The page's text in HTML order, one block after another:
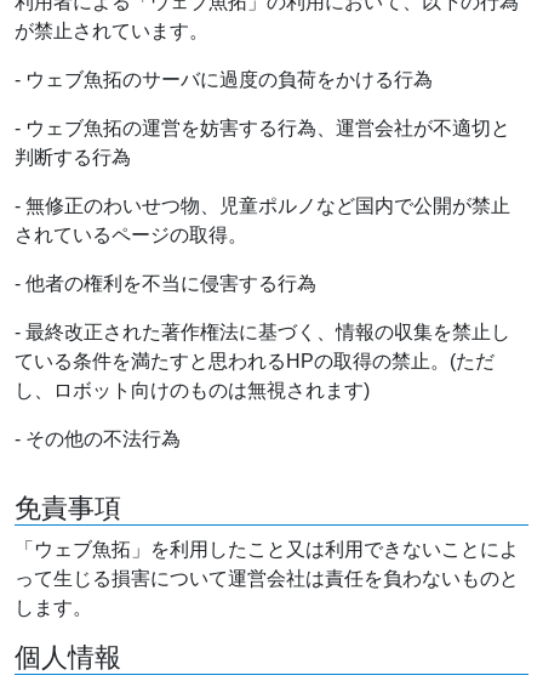
が禁止されています。
- ウェブ魚拓のサーバに過度の負荷をかける行為
- ウェブ魚拓の運営を妨害する行為、運営会社が不適切と
判断する行為
- 無修正のわいせつ物、児童ポルノなど国内で公開が禁止
されているページの取得。
- 他者の権利を不当に侵害する行為
- 最終改正された著作権法に基づく、情報の収集を禁止し
ている条件を満たすと思われるHPの取得の禁止。(ただ
し、ロボット向けのものは無視されます)
- その他の不法行為
免責事項
「ウェブ魚拓」を利用したこと又は利用できないことによ
って生じる損害について運営会社は責任を負わないものと
します。
個人情報